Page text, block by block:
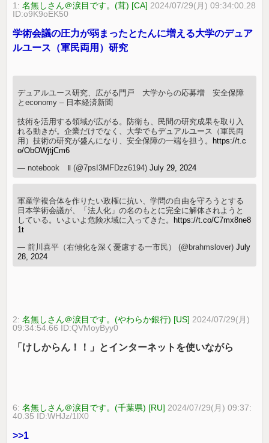
1:名無しさん＠涙目です。(茸) [CA] 2024/07/29(月) 09:34:00.28
ID:o9K9oEK50
学術会議の圧力が弱まったとたんに増える大学のデュア
ルユース（軍民両用）研究
デュアルユース研究、広がる門戸 大学からの応募増 安全保障
とeconomy – 日本経済新聞
技術を活用する領域が広がる。防衛も、民間の研究成果を取り入
れる動きが。企業だけでなく、大学でもデュアルユース（軍民両
用）技術の研究が盛んになり、安全保障の一端を担う。
https://t.c
o/ObOWjtjCm6
— notebook Ⅱ (@7psI3MFDzz6194)July 29, 2024
軍産学複合体を作りたい政権に抗い、学問の自由を守ろうとする
日本学術会議が、「法人化」の名のもとに完全に解体されようと
している。いよいよ危険水域に入ってきた。
https://t.co/C7mx8ne8
1t
— 前川喜平（右傾化を深く憂慮する一市民） (@brahmslover)July
28, 2024
2:名無しさん＠涙目です。(やわらか銀行) [US] 2024/07/29(月)
09:34:54.66 ID:QVMoyByy0
「けしからん！！」とインターネットを使いながら
6:名無しさん＠涙目です。(千葉県) [RU] 2024/07/29(月) 09:37:
40.35 ID:WHJz/1lX0
>>1